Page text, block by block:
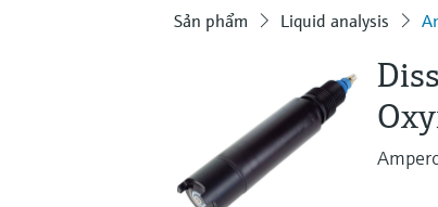
Sản phẩm Liquid analysis